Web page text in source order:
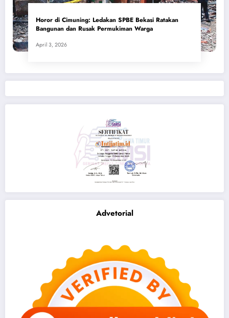
Horor di Cimuning: Ledakan SPBE Bekasi Ratakan
Bangunan dan Rusak Permukiman Warga
April 3, 2026
Advetorial